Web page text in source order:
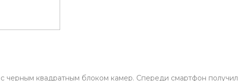
с черным квадратным блоком камер. Спереди смартфон получил